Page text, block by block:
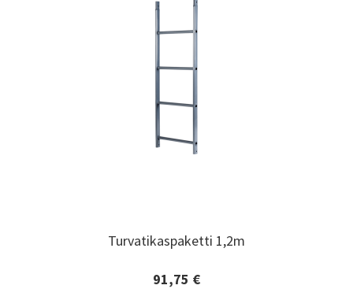
Turvatikaspaketti 1,2m
91,75 €
Turvatikaspaketti 1,2m
Lisätiedot ja tilaaminen